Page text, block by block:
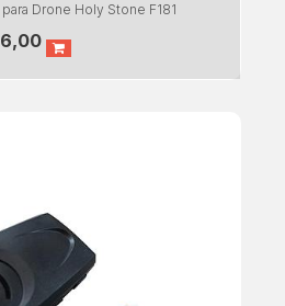
Drone Holy Stone F181
6,00